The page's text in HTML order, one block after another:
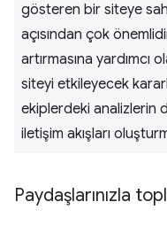
gösteren bir siteye
açısından çok
artırmasına yardımcı
siteyi etkileyecek
ekiplerdeki analizlerin
iletişim akışları
Paydaşlarınızla